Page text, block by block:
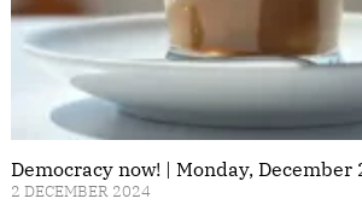
Democracy now! | Monday, December
2 DECEMBER 2024